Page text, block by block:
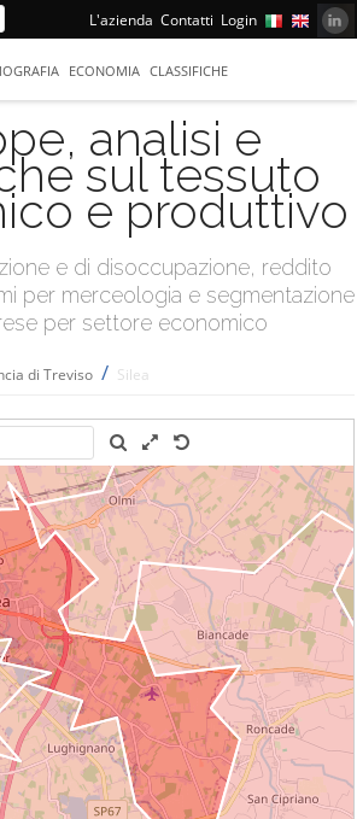
L'azienda Contatti Login
ECONOMIA CLASSIFICHE
analisi e
sul tessuto
e produttivo
e di disoccupazione, reddito
per merceologia e segmentazione
per settore economico
di Treviso / Silea